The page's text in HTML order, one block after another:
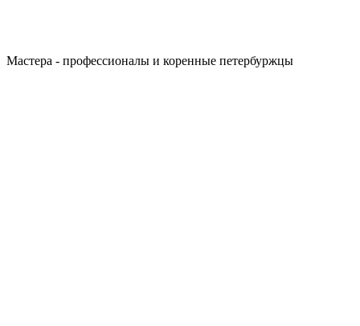
Мастера - профессионалы и коренные петербуржцы